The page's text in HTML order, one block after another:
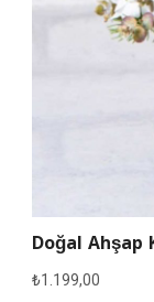
Doğal Ahşap
₺1.199,00